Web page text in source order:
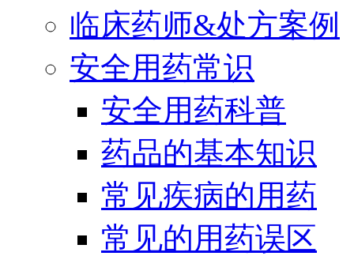
临床药师&处方案例
安全用药常识
安全用药科普
药品的基本知识
常见疾病的用药
常见的用药误区